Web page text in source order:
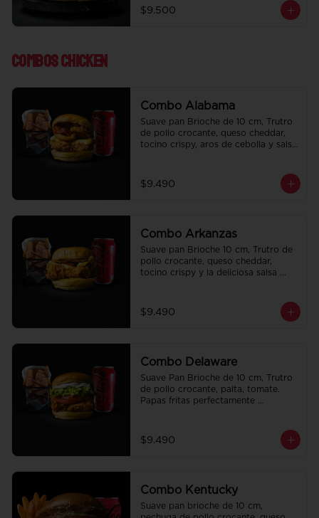
de la casa de regalo a elección y una
Bebida de 350 cc a elección.
$9.500
Combos Chicken
Combo Alabama
Suave pan Brioche de 10 cm, Trutro
de pollo crocante, queso cheddar,
tocino crispy, aros de cebolla y salsa
elección.
$9.490
Combo Arkanzas
Suave pan Brioche 10 cm, Trutro de
pollo crocante, queso cheddar,
tocino crispy y la deliciosa salsa
de la casa de regalo a elección y una
Bebida de 350cc a elección.
$9.490
Combo Delaware
Suave Pan Brioche de 10 cm, Trutro
de pollo crocante, palta, tomate.
Papas fritas perfectamente
350cc a elección.
$9.490
Combo Kentucky
Suave pan brioche de 10 cm,